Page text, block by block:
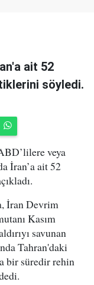
ait 52
söyledi.
veya
İran’a ait 52
İran Devrim
Kasım
savunan
Tahran'daki
bir süredir rehin